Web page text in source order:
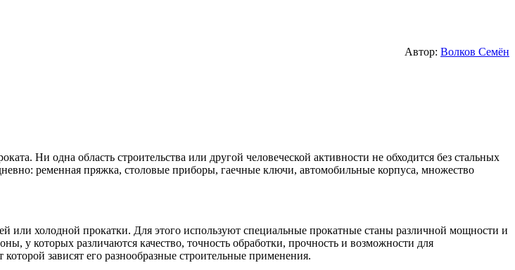
Автор: Волков Семён
Ни одна область строительства или другой человеческой активности не обходится без стальных
ременная пряжка, столовые приборы, гаечные ключи, автомобильные корпуса, множество
или холодной прокатки. Для этого используют специальные прокатные станы различной мощности и
у которых различаются качество, точность обработки, прочность и возможности для
зависят его разнообразные строительные применения.